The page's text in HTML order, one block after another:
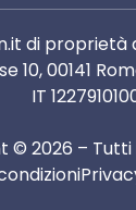
di proprietà
10, 00141
IT
© 2026 –